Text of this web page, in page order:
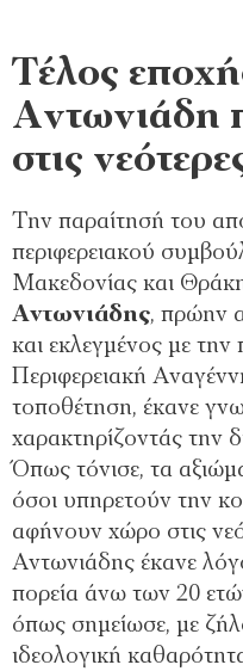
Τέλος
Αντωνιάδη
στις
Την παραίτησή του
περιφερειακού
Μακεδονίας και
Αντωνιάδης, πρώην
και εκλεγμένος με
Περιφερειακή
τοποθέτηση, έκανε
χαρακτηρίζοντάς την
Όπως τόνισε, τα
όσοι υπηρετούν την
αφήνουν χώρο στις
Αντωνιάδης έκανε
πορεία άνω των 20
όπως σημείωσε, με
ιδεολογική